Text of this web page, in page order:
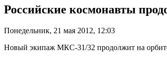
Российские космонавты
Понедельник, 21 мая 2012, 12:03
Новый экипаж МКС-31/32 продолжит на